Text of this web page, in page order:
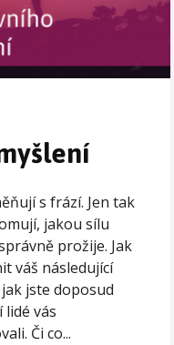
s frází. Jen tak
jakou sílu
prožije. Jak
váš následující
jste doposud
lidé vás
Či co...